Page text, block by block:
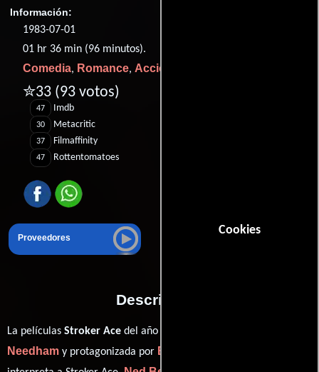
Cookies
Información:
1983-07-01
01 hr 36 min (96 minutos).
Comedia, Romance, Acción
✮33 (93 votos)
47 Imdb
30 Metacritic
37 Filmaffinity
47 Rottentomatoes
Proveedores
Descripción
La películas Stroker Ace del año 1983, está dirigida por
Needham y protagonizada por Burt Reynolds